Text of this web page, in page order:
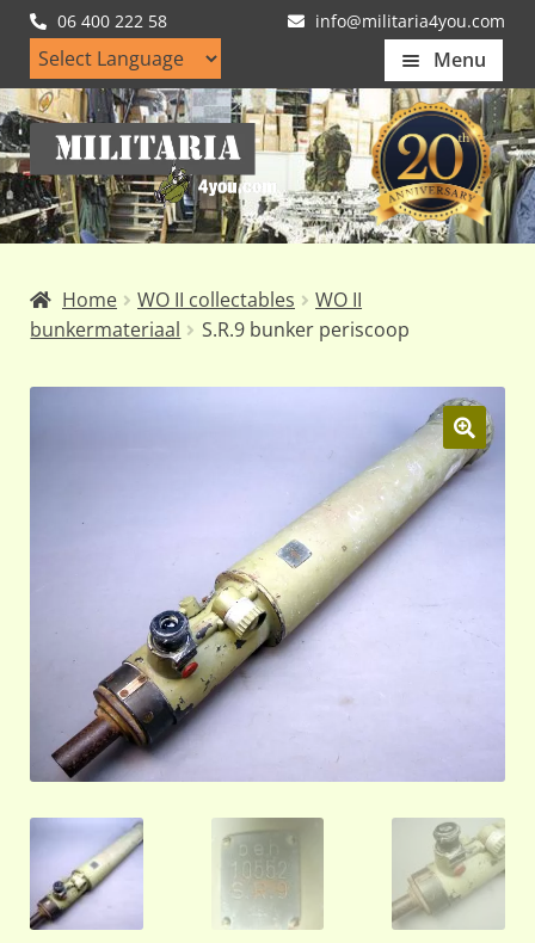
06 400 222 58 info@militaria4you.com
Menu
Home
Artikelen
Nieuws
Klantfotos
Ga
door
naar
navigatie
Ga
naar
de
inhoud
Home WO II collectables
WO II
bunkermateriaal
S.R.9 bunker periscoop
🔍